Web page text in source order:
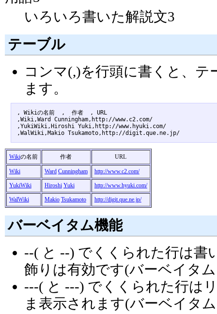
いろいろ書いた解説文3
テーブル
コンマ(,)を行頭に書くと、
ます。
, Wikiの名前  ,  作者  , URL
,Wiki,Ward Cunningham,http://www.c2.com/
,YukiWiki,Hiroshi Yuki,http://www.hyuki.com/
,WalWiki,Makio Tsukamoto,http://digit.que.ne.jp/
Wikiの名前 作者 URL
Wiki Ward Cunningham http://www.c2.com/
YukiWiki Hiroshi Yuki http://www.hyuki.com/
WalWiki Makio Tsukamoto http://digit.que.ne.jp/
バーベイタム機能
--( と --) でくくられた行は書
飾りは有効です(バーベイタ
---( と ---) でくくられた行は
ま表示されます(バーベイタ